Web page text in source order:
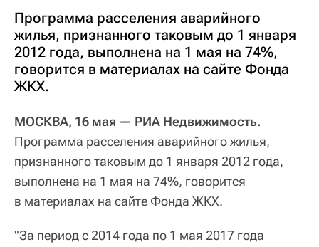
Программа расселения аварийного
жилья, признанного таковым до 1 января
2012 года, выполнена на 1 мая на 74%,
говорится в материалах на сайте Фонда
ЖКХ.
МОСКВА, 16 мая — РИА Недвижимость.
Программа расселения аварийного жилья,
признанного таковым до 1 января 2012 года,
выполнена на 1 мая на 74%, говорится
в материалах на сайте Фонда ЖКХ.
"За период с 2014 года по 1 мая 2017 года